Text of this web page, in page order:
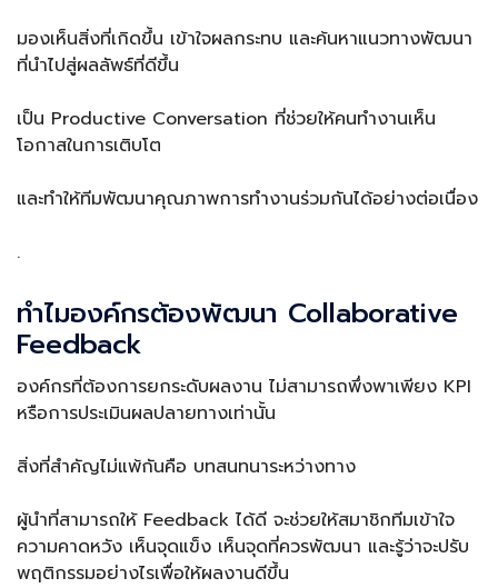
มองเห็นสิ่งที่เกิดขึ้น เข้าใจผลกระทบ และค้นหาแนวทางพัฒนา
ที่นำไปสู่ผลลัพธ์ที่ดีขึ้น
เป็น Productive Conversation ที่ช่วยให้คนทำงานเห็น
โอกาสในการเติบโต
และทำให้ทีมพัฒนาคุณภาพการทำงานร่วมกันได้อย่างต่อเนื่อง
.
ทำไมองค์กรต้องพัฒนา Collaborative
Feedback
องค์กรที่ต้องการยกระดับผลงาน ไม่สามารถพึ่งพาเพียง KPI
หรือการประเมินผลปลายทางเท่านั้น
สิ่งที่สำคัญไม่แพ้กันคือ บทสนทนาระหว่างทาง
ผู้นำที่สามารถให้ Feedback ได้ดี จะช่วยให้สมาชิกทีมเข้าใจ
ความคาดหวัง เห็นจุดแข็ง เห็นจุดที่ควรพัฒนา และรู้ว่าจะปรับ
พฤติกรรมอย่างไรเพื่อให้ผลงานดีขึ้น